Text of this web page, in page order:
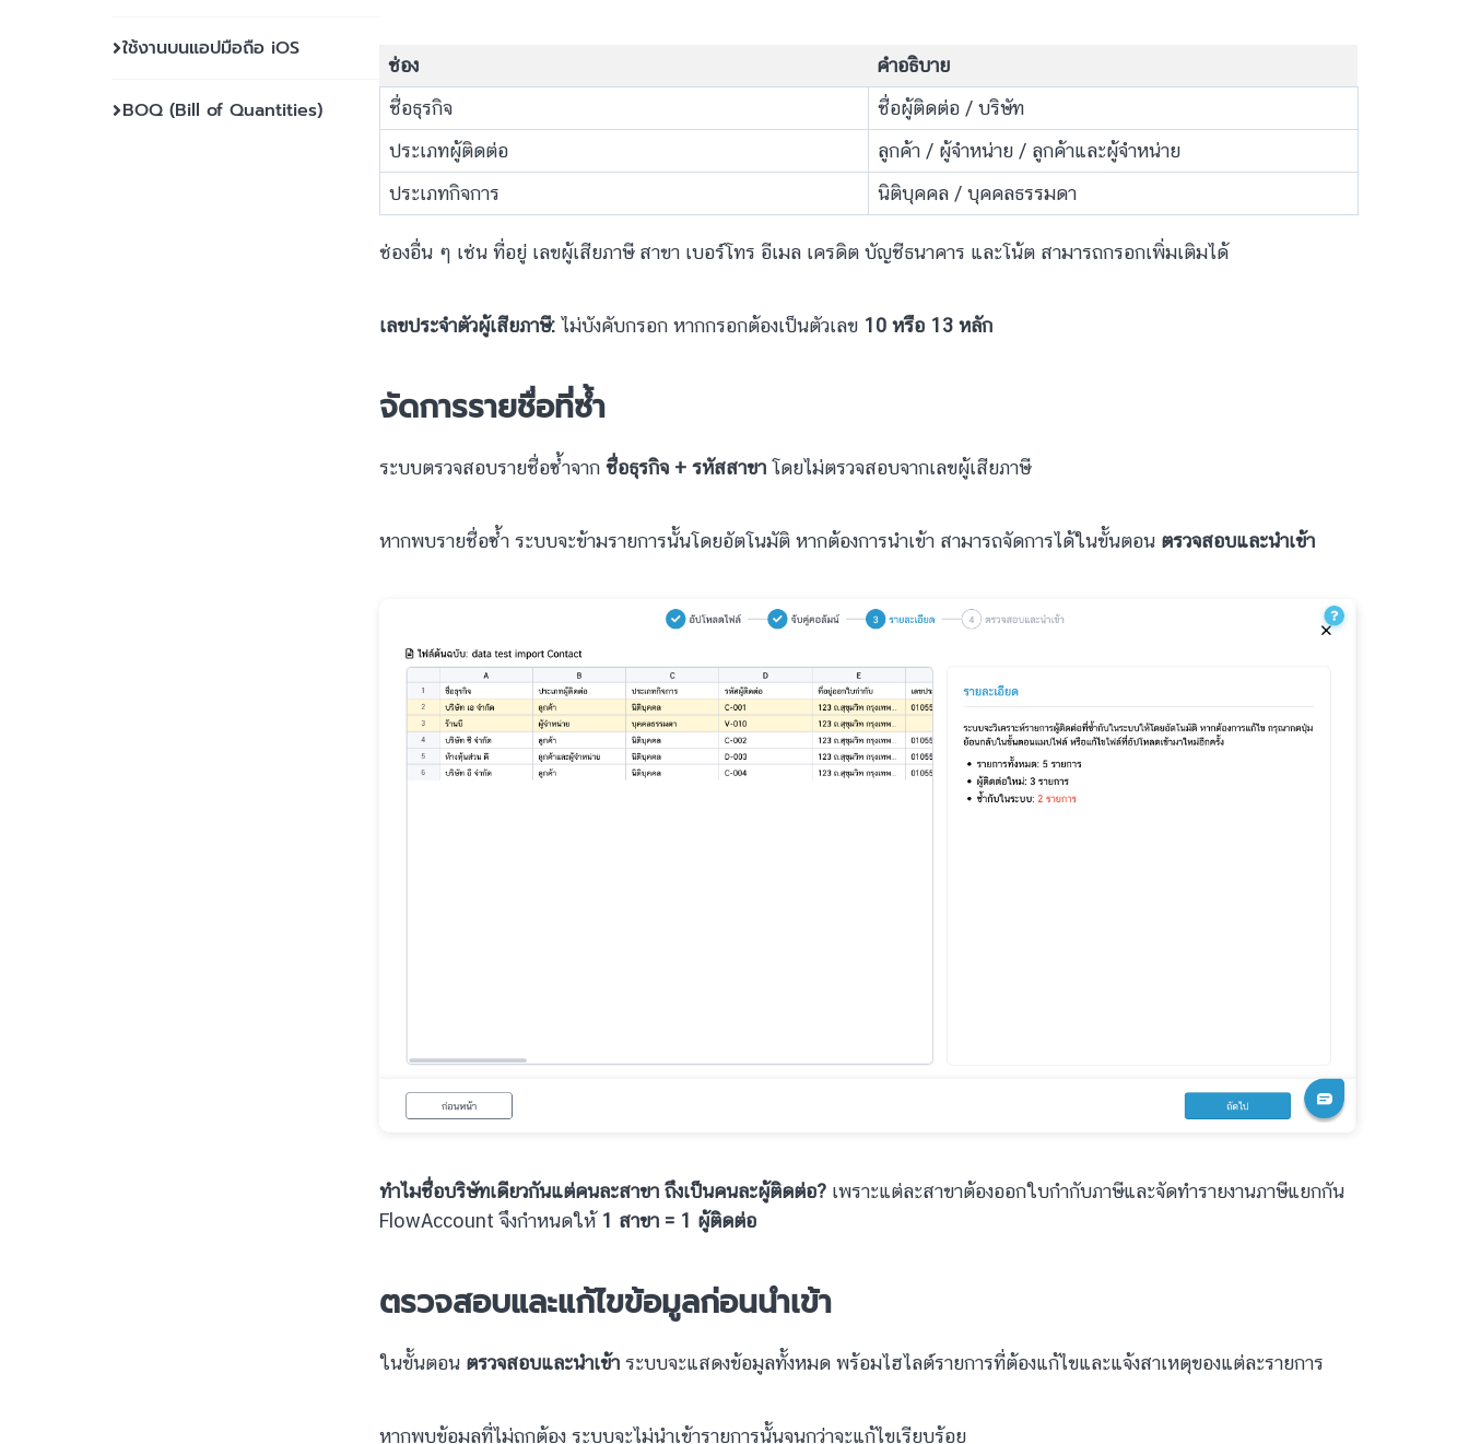
ใช้งานบนแอปมือถือ iOS
BOQ (Bill of Quantities)
ช่อง
คำอธิบาย
ชื่อธุรกิจ
ชื่อผู้ติดต่อ / บริษัท
ประเภทผู้ติดต่อ
ลูกค้า / ผู้จำหน่าย / ลูกค้าและผู้จำหน่าย
ประเภทกิจการ
นิติบุคคล / บุคคลธรรมดา
ช่องอื่น ๆ เช่น ที่อยู่ เลขผู้เสียภาษี สาขา เบอร์โทร อีเมล เครดิต บัญชีธนาคาร และโน้ต สามารถกรอกเพิ่มเติมได้
เลขประจำตัวผู้เสียภาษี: ไม่บังคับกรอก หากกรอกต้องเป็นตัวเลข 10 หรือ 13 หลัก
จัดการรายชื่อที่ซ้ำ
ระบบตรวจสอบรายชื่อซ้ำจาก ชื่อธุรกิจ + รหัสสาขา โดยไม่ตรวจสอบจากเลขผู้เสียภาษี
หากพบรายชื่อซ้ำ ระบบจะข้ามรายการนั้นโดยอัตโนมัติ หากต้องการนำเข้า สามารถจัดการได้ในขั้นตอน ตรวจสอบและนำเข้า
ทำไมชื่อบริษัทเดียวกันแต่คนละสาขา ถึงเป็นคนละผู้ติดต่อ? เพราะแต่ละสาขาต้องออกใบกำกับภาษีและจัดทำรายงานภาษีแยกกัน
FlowAccount จึงกำหนดให้ 1 สาขา = 1 ผู้ติดต่อ
ตรวจสอบและแก้ไขข้อมูลก่อนนำเข้า
ในขั้นตอน ตรวจสอบและนำเข้า ระบบจะแสดงข้อมูลทั้งหมด พร้อมไฮไลต์รายการที่ต้องแก้ไขและแจ้งสาเหตุของแต่ละรายการ
หากพบข้อมูลที่ไม่ถูกต้อง ระบบจะไม่นำเข้ารายการนั้นจนกว่าจะแก้ไขเรียบร้อย